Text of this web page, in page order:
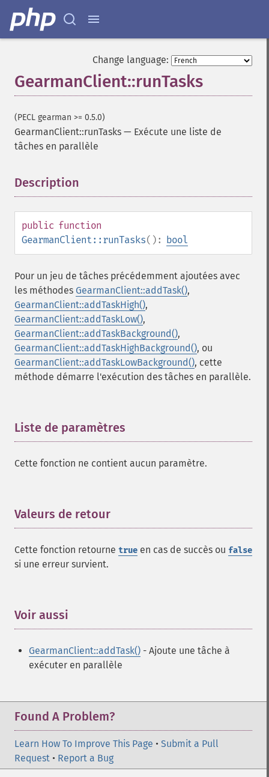
Change language:
GearmanClient::runTasks
(PECL gearman >= 0.5.0)
GearmanClient::runTasks — Exécute une liste de
tâches en parallèle
Description
public function
GearmanClient::runTasks(): bool
Pour un jeu de tâches précédemment ajoutées avec
les méthodes GearmanClient::addTask(),
GearmanClient::addTaskHigh(),
GearmanClient::addTaskLow(),
GearmanClient::addTaskBackground(),
GearmanClient::addTaskHighBackground(), ou
GearmanClient::addTaskLowBackground(), cette
méthode démarre l'exécution des tâches en parallèle.
Liste de paramètres
Cette fonction ne contient aucun paramètre.
Valeurs de retour
Cette fonction retourne true en cas de succès ou false
si une erreur survient.
Voir aussi
GearmanClient::addTask() - Ajoute une tâche à
exécuter en parallèle
Found A Problem?
Learn How To Improve This Page • Submit a Pull
Request • Report a Bug